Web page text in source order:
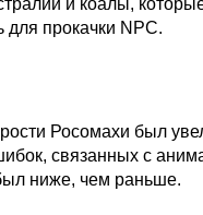
и коалы,
для прокачки NPC.
Росомахи был
связанных с
ниже, чем раньше.